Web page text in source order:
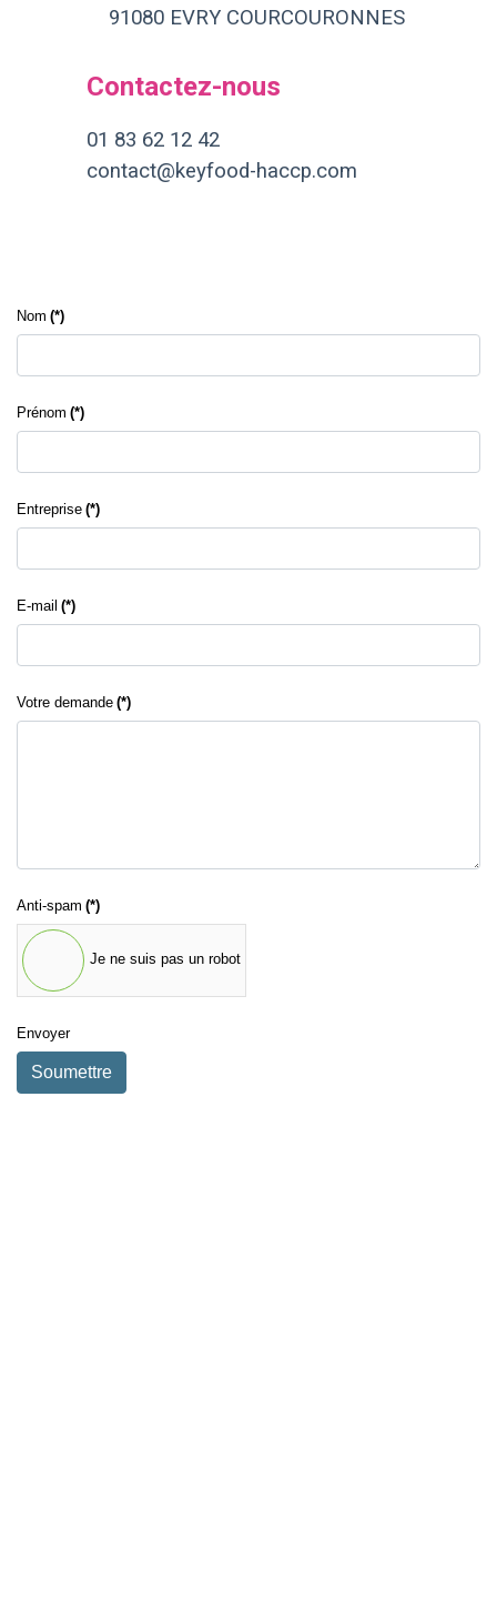
91080 EVRY COURCOURONNES
Contactez-nous
01 83 62 12 42
contact@keyfood-haccp.com
Nom (*)
Prénom (*)
Entreprise (*)
E-mail (*)
Votre demande (*)
Anti-spam (*)
Je ne suis pas un robot
Envoyer
Soumettre